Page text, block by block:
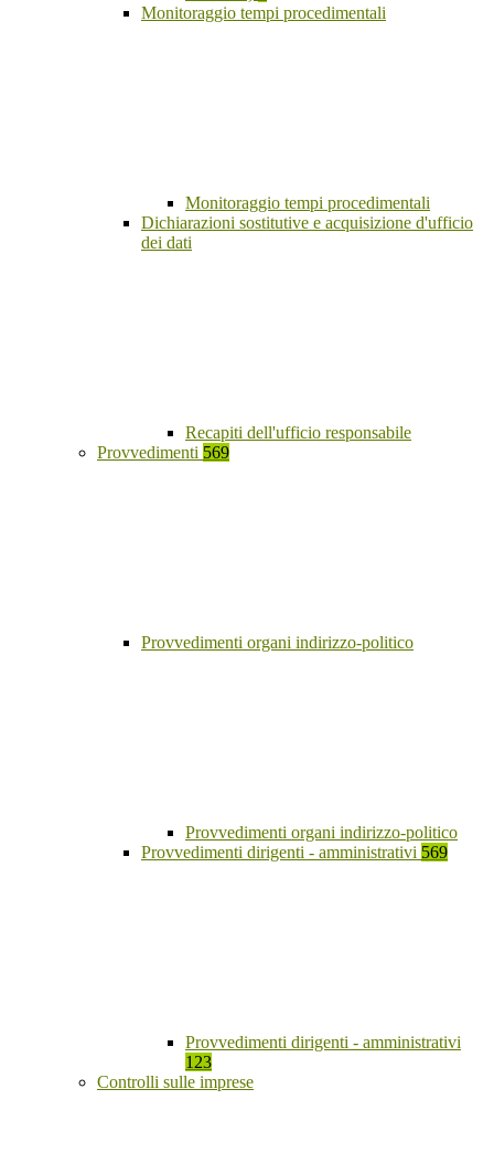
Monitoraggio tempi procedimentali
Monitoraggio tempi procedimentali
Dichiarazioni sostitutive e acquisizione d'ufficio
dei dati
Recapiti dell'ufficio responsabile
Provvedimenti 569
Provvedimenti organi indirizzo-politico
Provvedimenti organi indirizzo-politico
Provvedimenti dirigenti - amministrativi 569
Provvedimenti dirigenti - amministrativi
123
Controlli sulle imprese